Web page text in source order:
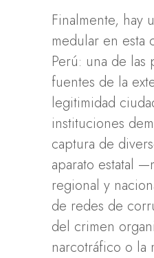
Finalmente, hay
medular en esta
Perú: una de las
fuentes de la
legitimidad
instituciones
captura de
aparato estatal
regional y
de redes de
del crimen
narcotráfico o la